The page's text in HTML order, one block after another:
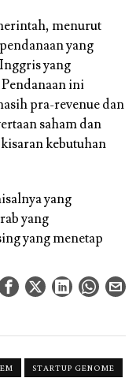
menurut
yang
yang
ini
pra-revenue dan
saham dan
kebutuhan
yang
yang
yang menetap
STARTUP GENOME